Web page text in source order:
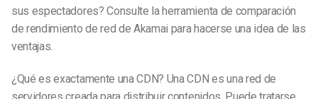
sus espectadores? Consulte la herramienta de comparación
de rendimiento de red de Akamai para hacerse una idea de las
ventajas.
¿Qué es exactamente una CDN? Una CDN es una red de